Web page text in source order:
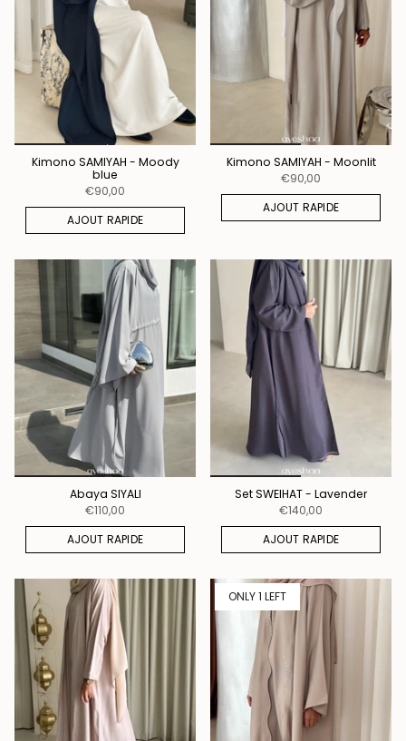
Kimono SAMIYAH - Moody
blue
€90,00
AJOUT RAPIDE
Kimono SAMIYAH - Moonlit
€90,00
AJOUT RAPIDE
Abaya SIYALI
€110,00
AJOUT RAPIDE
Set SWEIHAT - Lavender
€140,00
AJOUT RAPIDE
ONLY 1 LEFT